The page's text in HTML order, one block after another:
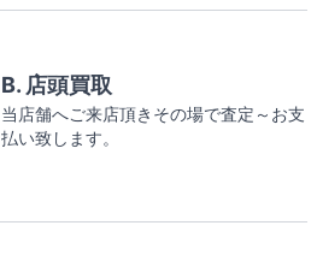
B. 店頭買取
当店舗へご来店頂きその場で査定～お支
払い致します。